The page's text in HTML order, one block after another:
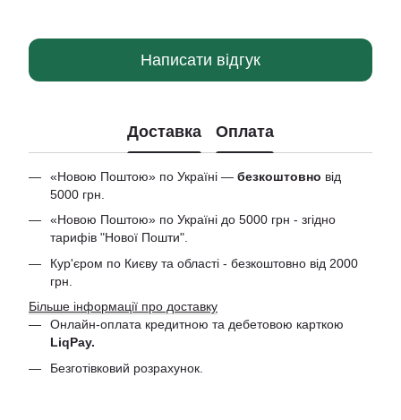
Написати відгук
Доставка Оплата
«Новою Поштою» по Україні — безкоштовно від
5000 грн.
«Новою Поштою» по Україні до 5000 грн - згідно
тарифів "Нової Пошти".
Кур'єром по Києву та області - безкоштовно від 2000
грн.
Більше інформації про доставку
Онлайн-оплата кредитною та дебетовою карткою
LiqPay.
Безготівковий розрахунок.